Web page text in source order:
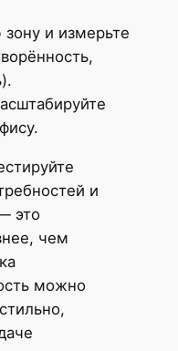
и измерьте
и
это
чем
можно